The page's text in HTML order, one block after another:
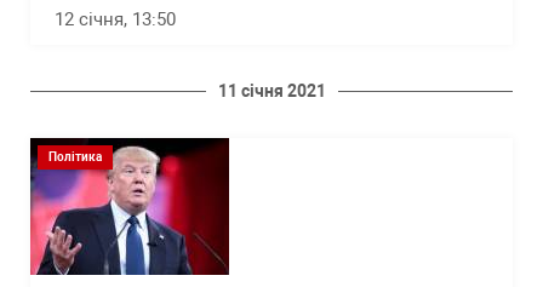
12 січня, 13:50
11 січня 2021
Політика